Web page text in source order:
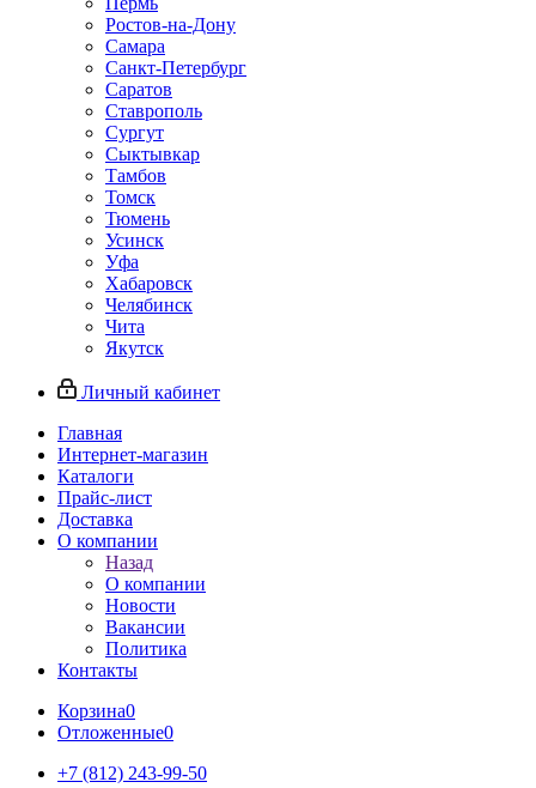
Ростов-на-Дону
Самара
Санкт-Петербург
Саратов
Ставрополь
Сургут
Сыктывкар
Тамбов
Томск
Тюмень
Усинск
Уфа
Хабаровск
Челябинск
Чита
Якутск
Личный кабинет
Главная
Интернет-магазин
Каталоги
Прайс-лист
Доставка
О компании
Назад
О компании
Новости
Вакансии
Политика
Контакты
Корзина0
Отложенные0
+7 (812) 243-99-50